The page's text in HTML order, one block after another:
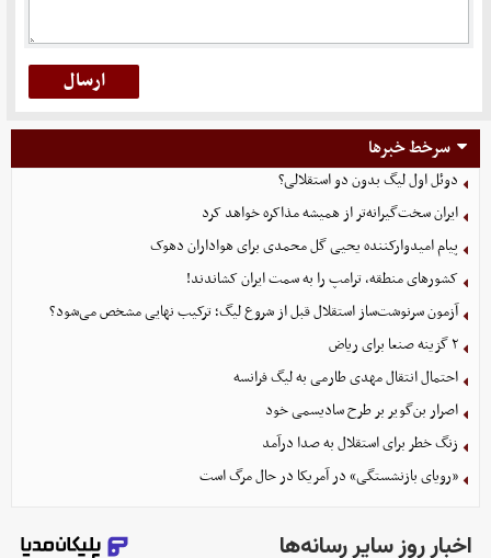
سرخط خبرها
دوئل اول لیگ بدون دو استقلالی؟
ایران سخت‌گیرانه‌تر از همیشه مذاکره خواهد کرد
پیام امیدوارکننده یحیی گل محمدی برای هواداران دهوک
کشورهای منطقه، ترامپ را به سمت ایران کشاندند!
آزمون سرنوشت‌ساز استقلال قبل از شروع لیگ؛ ترکیب نهایی مشخص می‌شود؟
۲ گزینه صنعا برای ریاض
احتمال انتقال مهدی طارمی به لیگ فرانسه
اصرار بن‌گویر بر طرح سادیسمی خود
زنگ خطر برای استقلال به صدا درآمد
«رویای بازنشستگی» در آمریکا در حال مرگ است